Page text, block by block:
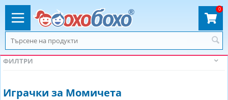
0
ФИЛТРИ
Играчки за Момичета